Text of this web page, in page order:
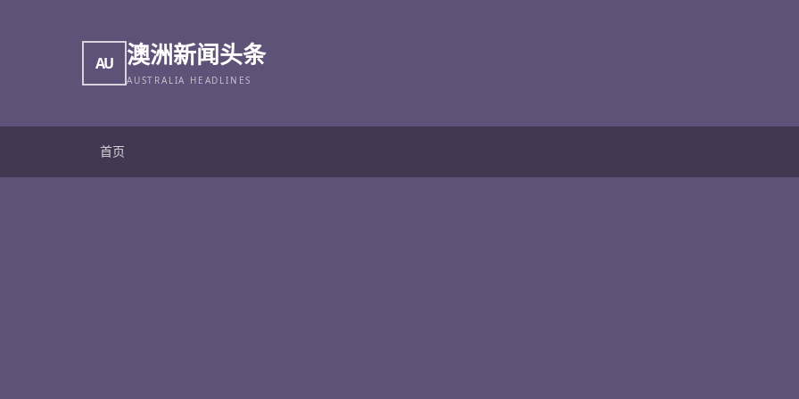
AU 澳洲新闻头条
AUSTRALIA HEADLINES
首页